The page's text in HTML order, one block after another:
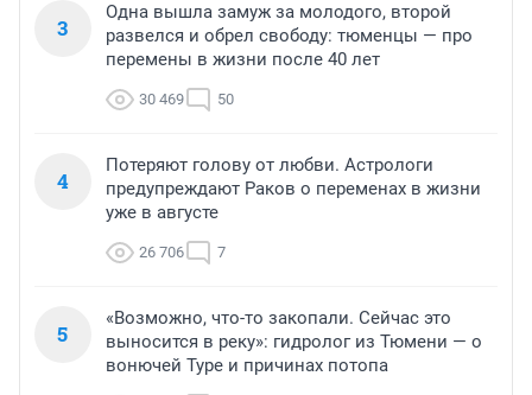
3
Одна вышла замуж за молодого, второй
развелся и обрел свободу: тюменцы — про
перемены в жизни после 40 лет
30 469 50
4
Потеряют голову от любви. Астрологи
предупреждают Раков о переменах в жизни
уже в августе
26 706 7
5
«Возможно, что-то закопали. Сейчас это
выносится в реку»: гидролог из Тюмени — о
вонючей Туре и причинах потопа